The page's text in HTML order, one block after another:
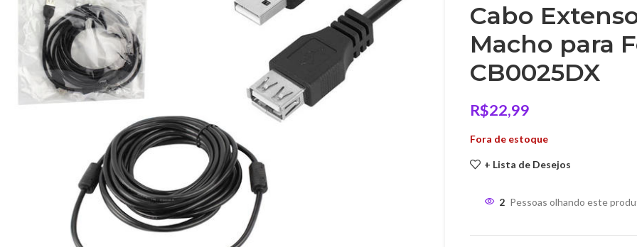
Cabo
Macho para
CB0025DX
R$22,99
Fora de estoque
+ Lista de Desejos
2 Pessoas olhando este